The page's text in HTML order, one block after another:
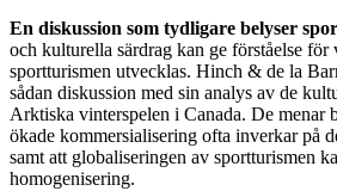
En diskussion som tydligare belyser
och kulturella särdrag kan ge förståelse
sportturismen utvecklas. Hinch & de la
sådan diskussion med sin analys av de
Arktiska vinterspelen i Canada. De menar
ökade kommersialisering ofta inverkar på
samt att globaliseringen av sportturismen
homogenisering.